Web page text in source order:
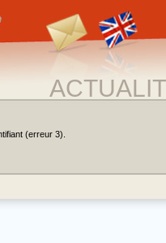
(erreur 3).